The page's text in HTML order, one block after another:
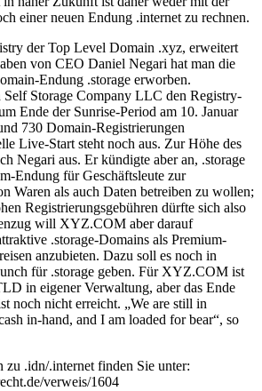
einer neuen Endung .internet zu rechnen.
der Top Level Domain .xyz, erweitert
von CEO Daniel Negari hat man die
Endung .storage erworben.
Storage Company LLC den Registry-
Ende der Sunrise-Period am 10. Januar
730 Domain-Registrierungen
Live-Start steht noch aus. Zur Höhe des
Negari aus. Er kündigte aber an, .storage
Endung für Geschäftsleute zur
Waren als auch Daten betreiben zu wollen;
Registrierungsgebühren dürfte sich also
will XYZ.COM aber darauf
.storage-Domains als Premium-
anzubieten. Dazu soll es noch in
für .storage geben. Für XYZ.COM ist
in eigener Verwaltung, aber das Ende
noch nicht erreicht. „We are still in
in-hand, and I am loaded for bear“, so
.idn/.internet finden Sie unter:
verweis/1604